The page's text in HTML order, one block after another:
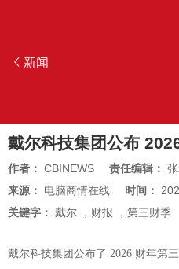
新闻
戴尔科技集团公布
作者： CBINEWS 责任编辑：
来源： 电脑商情在线 时间：
关键字： 戴尔 ， 财报 ， 第三财季
戴尔科技集团公布了 2026 财年第